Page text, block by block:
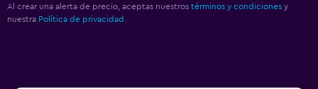
Al crear una alerta de precio, aceptas nuestros términos y condiciones y
nuestra Política de privacidad.